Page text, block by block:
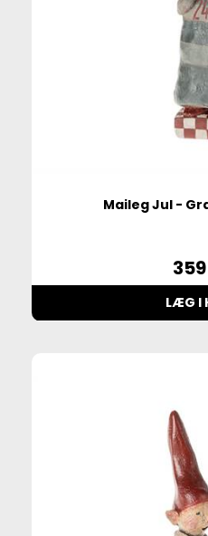
Maileg Jul -
359
LÆG I